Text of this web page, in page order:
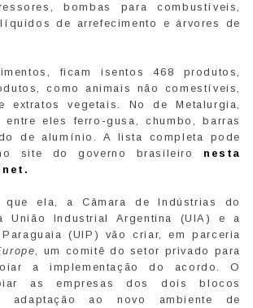
bombas para combustíveis,
de arrefecimento e árvores de
ficam isentos 468 produtos,
como animais não comestíveis,
vegetais. No de Metalurgia,
entre eles ferro-gusa, chumbo, barras
de alumínio. A lista completa pode
site do governo brasileiro nesta
.
que ela, a Câmara de Indústrias do
União Industrial Argentina (UIA) e a
(UIP) vão criar, em parceria
, um comitê do setor privado para
a implementação do acordo. O
as empresas dos dois blocos
adaptação ao novo ambiente de